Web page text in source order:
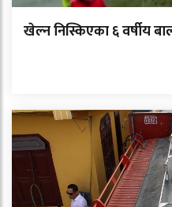
खेल्न निस्किएका ६ वर्षीय